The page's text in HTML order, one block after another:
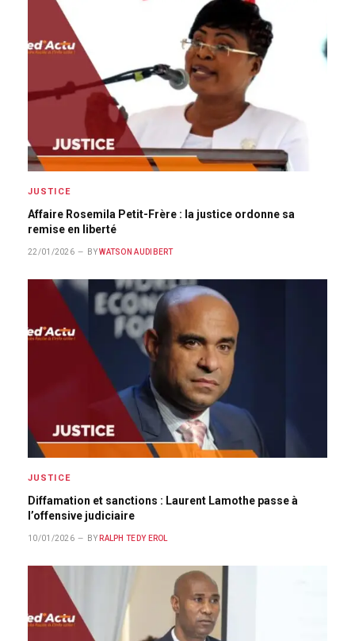
JUSTICE
Affaire Rosemila Petit-Frère : la justice ordonne sa
remise en liberté
22/01/2026 BY WATSON AUDIBERT
JUSTICE
Diffamation et sanctions : Laurent Lamothe passe à
l’offensive judiciaire
10/01/2026 BY RALPH TEDY EROL